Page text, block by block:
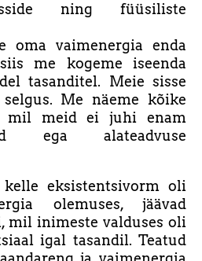
ning füüsiliste
oma vaimenergia enda
me kogeme iseenda
tasanditel. Meie sisse
Me näeme kõike
mil meid ei juhi enam
ega alateadvuse
kelle eksistentsivorm oli
olemuses, jäävad
mil inimeste valduses oli
igal tasandil. Teatud